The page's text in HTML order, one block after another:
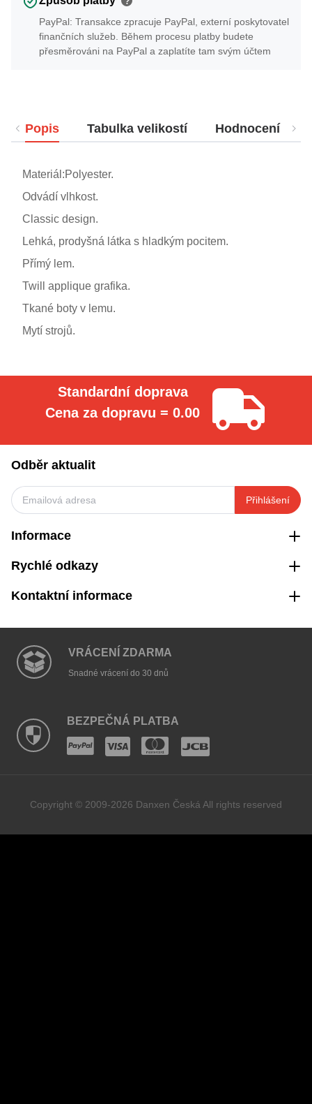
PayPal: Transakce zpracuje PayPal, externí poskytovatel
finančních služeb. Během procesu platby budete
přesměrováni na PayPal a zaplatíte tam svým účtem
Popis Tabulka velikostí Hodnocení
Materiál:Polyester.
Odvádí vlhkost.
Classic design.
Lehká, prodyšná látka s hladkým pocitem.
Přímý lem.
Twill applique grafika.
Tkané boty v lemu.
Mytí strojů.
Standardní doprava
Cena za dopravu = 0.00
Odběr aktualit
Přihlášení
Informace
Rychlé odkazy
Kontaktní informace
VRÁCENÍ ZDARMA
Snadné vrácení do 30 dnů
BEZPEČNÁ PLATBA
Copyright © 2009-2026 Danxen Česká All rights reserved